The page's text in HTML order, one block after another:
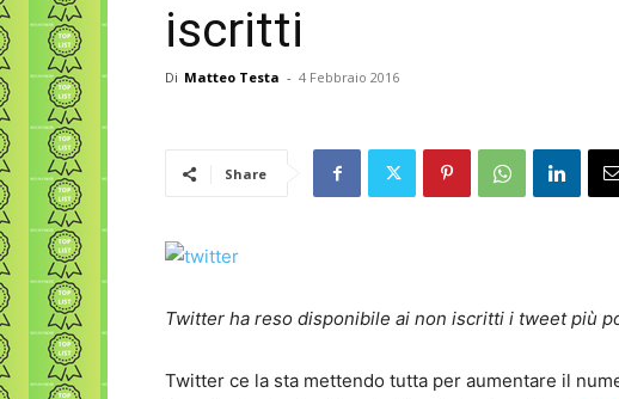
iscritti
Di Matteo Testa - 4 Febbraio 2016
Share
Twitter ha reso disponibile ai non iscritti i tweet più
Twitter ce la sta mettendo tutta per aumentare il